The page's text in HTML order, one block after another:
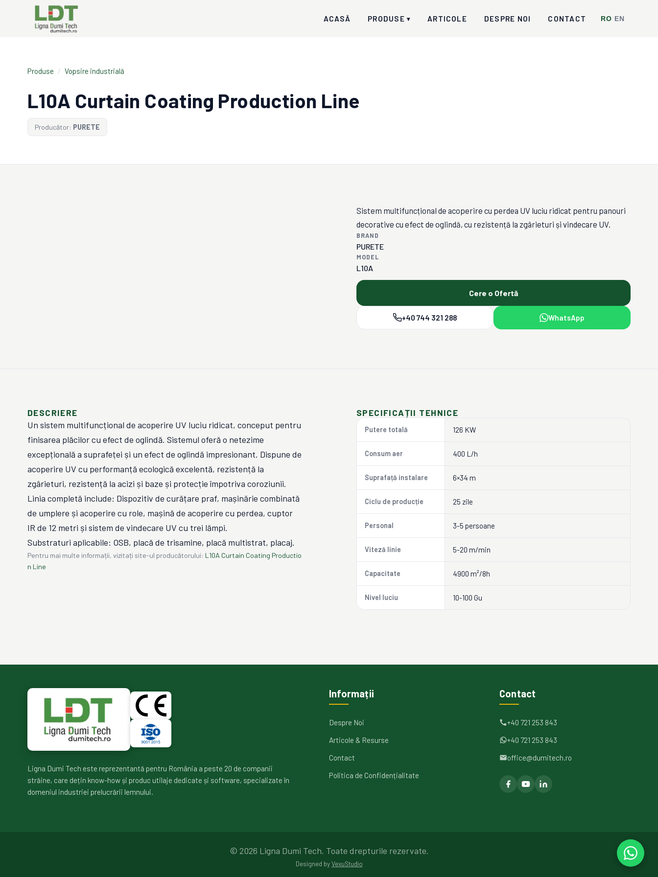
ACASĂ PRODUSE ▾ ARTICOLE DESPRE NOI CONTACT RO EN
Produse / Vopsire industrială
L10A Curtain Coating Production Line
Producător: PURETE
Sistem multifuncțional de acoperire cu perdea UV luciu ridicat pentru panouri
decorative cu efect de oglindă, cu rezistență la zgârieturi și vindecare UV.
BRAND
PURETE
MODEL
L10A
Cere o Ofertă
+40 744 321 288 WhatsApp
DESCRIERE
Un sistem multifuncțional de acoperire UV luciu ridicat, conceput pentru
finisarea plăcilor cu efect de oglindă. Sistemul oferă o netezime
excepțională a suprafeței și un efect de oglindă impresionant. Dispune de
acoperire UV cu performanță ecologică excelentă, rezistență la
zgârieturi, rezistență la acizi și baze și protecție împotriva coroziunii.
Linia completă include: Dispozitiv de curățare praf, mașinărie combinată
de umplere și acoperire cu role, mașină de acoperire cu perdea, cuptor
IR de 12 metri și sistem de vindecare UV cu trei lămpi.
Substraturi aplicabile: OSB, placă de trisamine, placă multistrat, placaj.
Pentru mai multe informații, vizitați site-ul producătorului: L10A Curtain Coating Productio
n Line
SPECIFICAȚII TEHNICE
Putere totală 126 KW
Consum aer 400 L/h
Suprafață instalare 6×34 m
Ciclu de producție 25 zile
Personal 3-5 persoane
Viteză linie 5-20 m/min
Capacitate 4900 m²/8h
Nivel luciu 10-100 Gu
Ligna Dumi Tech este reprezentantă pentru România a peste 20 de companii
străine, care dețin know-how și produc utilaje dedicate și software, specializate în
domeniul industriei prelucrării lemnului.
Informații
Despre Noi
Articole & Resurse
Contact
Politica de Confidențialitate
Contact
+40 721 253 843
+40 721 253 843
office@dumitech.ro
© 2026 Ligna Dumi Tech. Toate drepturile rezervate.
Designed byVexuStudio